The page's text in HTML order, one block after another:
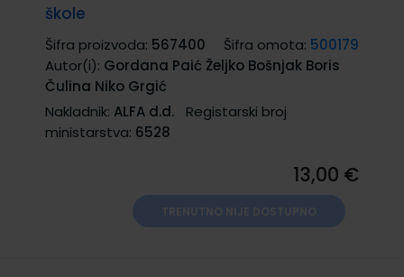
škole
Šifra proizvoda: 567400 Šifra omota: 500179
Autor(i): Gordana Paić Željko Bošnjak Boris
Čulina Niko Grgić
Nakladnik: ALFA d.d.
Registarski broj
ministarstva: 6528
13,00 €